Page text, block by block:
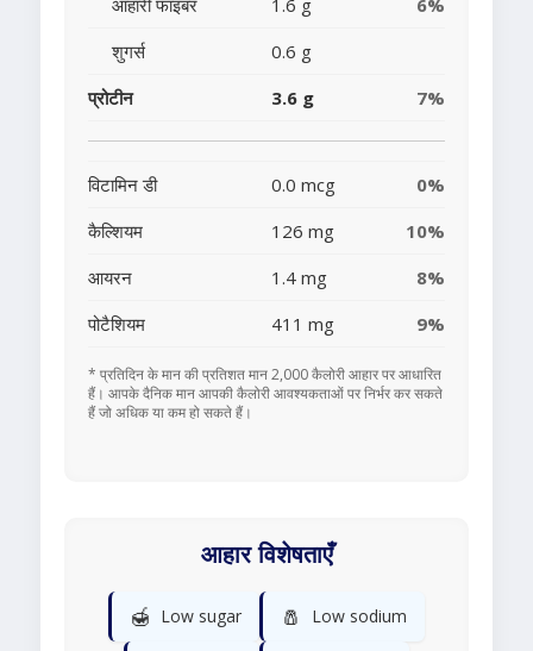
आहारी फाइबर 1.6 g
6%
शुगर्स
0.6 g
प्रोटीन
3.6 g 7%
विटामिन डी 0.0 mcg
0%
कैल्शियम
126 mg
10%
आयरन
1.4 mg
8%
पोटैशियम
411 mg 9%
* प्रतिदिन के मान की प्रतिशत मान 2,000 कैलोरी आहार पर आधारित
हैं। आपके दैनिक मान आपकी कैलोरी आवश्यकताओं पर निर्भर कर सकते
हैं जो अधिक या कम हो सकते हैं।
आहार विशेषताएँ
🍯 Low sugar 🧂 Low sodium